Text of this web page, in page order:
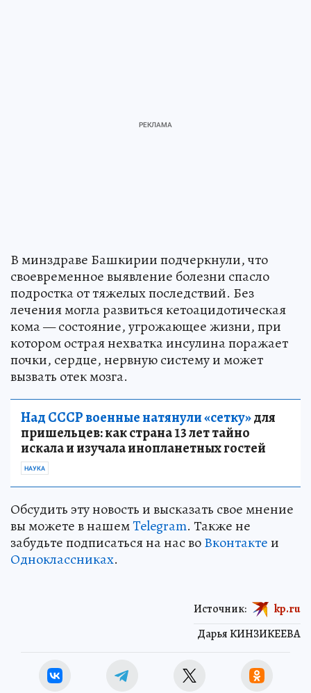
В минздраве Башкирии подчеркнули, что
своевременное выявление болезни спасло
подростка от тяжелых последствий. Без
лечения могла развиться кетоацидотическая
кома — состояние, угрожающее жизни, при
котором острая нехватка инсулина поражает
почки, сердце, нервную систему и может
вызвать отек мозга.
Над СССР военные натянули «сетку»для
пришельцев: как страна 13 лет тайно
искала и изучала инопланетных гостей
НАУКА
Обсудить эту новость и высказать свое мнение
вы можете в нашемTelegram. Также не
забудьте подписаться на нас воВконтактеи
Одноклассниках.
Дарья КИНЗИКЕЕВА
Источник: kp.ru